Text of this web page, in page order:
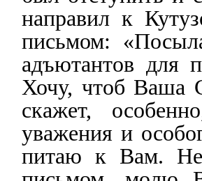
направил к
письмом:
адъютантов для
Хочу, чтоб Ваша
скажет,
уважения и
питаю к Вам. Не